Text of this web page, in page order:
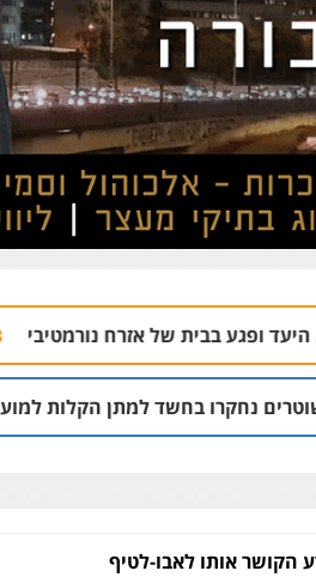
אזרח נורמטיבי 06.08 | 22:21
למתן הקלות למועדון בבעלות
הקושר אותו לאבו-לטיף